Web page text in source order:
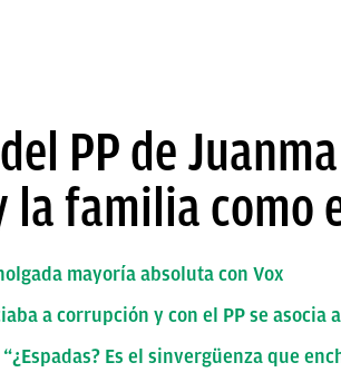
PP de
la familia como
mayoría absoluta con Vox
a corrupción y con el PP se asocia
Es el sinvergüenza que